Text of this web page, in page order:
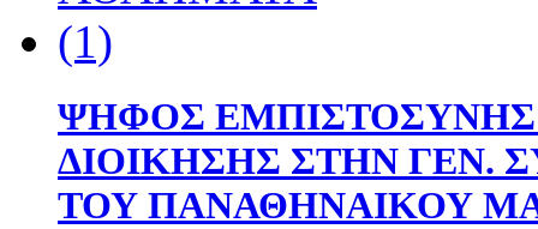
ΨΗΦΟΣ
ΔΙΟΙΚΗΣΗΣ ΣΤΗΝ ΓΕΝ.
ΤΟΥ ΠΑΝΑΘΗΝΑΙΚΟΥ